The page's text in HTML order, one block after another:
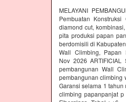
MELAYANI
Pembuatan
diamond cut,
pita produksi papan
berdomisili di
Wall Climbing,
Nov 2026 ARTIFICIAL
pembangunan Wall
pembangunan climbing
Garansi selama 1 tahun
climbing papanpanjat